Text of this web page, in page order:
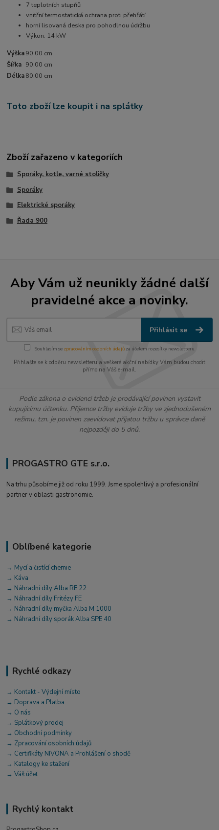
7 teplotních stupňů
vnitřní termostatická ochrana proti přehřátí
horní lisovaná deska pro pohodlnou údržbu
Výkon: 14 kW
Výška90.00 cm
Šířka 90.00 cm
Délka80.00 cm
Toto zboží lze koupit i na splátky
Zboží zařazeno v kategoriích
Sporáky, kotle, varné stoličky
Sporáky
Elektrické sporáky
Řada 900
Aby Vám už neunikly žádné další
pravidelné akce a novinky.
Přihlásit se
Souhlasím se zpracováním osobních údajůza účelem rozesílky newsletteru.
Přihlašte se k odběru newsletteru a veškeré akční nabídky Vám budou chodit
přímo na Váš e-mail.
Podle zákona o evidenci tržeb je prodávající povinen vystavit
kupujícímu účtenku. Příjemce tržby eviduje tržby ve zjednodušeném
režimu, tzn. je povinen zaevidovat přijatou tržbu u správce daně
nejpozději do 5 dnů.
PROGASTRO GTE s.r.o.
Na trhu působíme již od roku 1999. Jsme spolehlivý a profesionální
partner v oblasti gastronomie.
Oblíbené kategorie
→ Mycí a čistící chemie
→ Káva
→ Náhradní díly Alba RE 22
→ Náhradní díly Fritézy FE
→ Náhradní díly myčka Alba M 1000
→ Náhradní díly sporák Alba SPE 40
Rychlé odkazy
→ Kontakt - Výdejní místo
→ Doprava a Platba
→ O nás
→ Splátkový prodej
→ Obchodní podmínky
→ Zpracování osobních údajů
→ Certifikáty NIVONA a Prohlášení o shodě
→ Katalogy ke stažení
→ Váš účet
Rychlý kontakt